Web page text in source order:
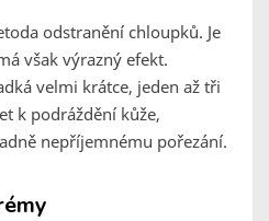
odstranění chloupků. Je
však výrazný efekt.
velmi krátce, jeden až tři
k podráždění kůže,
nepříjemnému pořezání.